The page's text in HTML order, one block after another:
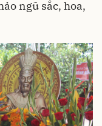
ngũ sắc, hoa,